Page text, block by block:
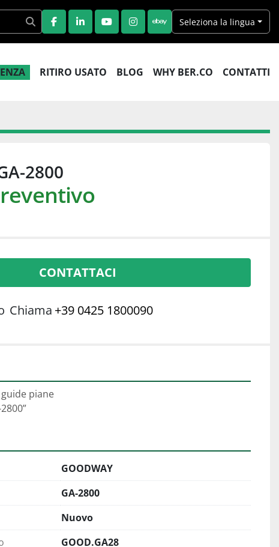
FACEBOOK
LINKEDINYOUTUBEINSTAGRAM
EBAYSeleziona la lingua
RITIRO USATO BLOG WHY BER.CO CONTATTI
2800
CONTATTACI
Chiama +39 0425 1800090
piane
GOODWAY
GA-2800
Nuovo
GOOD.GA28